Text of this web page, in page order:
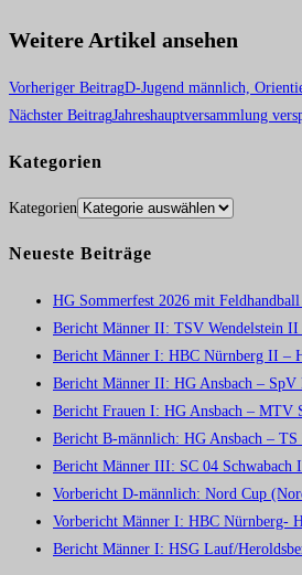
Weitere Artikel ansehen
Vorheriger BeitragD-Jugend männlich,
Nächster BeitragJahreshauptversammlung
Kategorien
Kategorien
Neueste Beiträge
HG Sommerfest 2026 mit Feldhandball
Bericht Männer II: TSV Wendelstein
Bericht Männer I: HBC Nürnberg II –
Bericht Männer II: HG Ansbach –
Bericht Frauen I: HG Ansbach – MTV
Bericht B-männlich: HG Ansbach – TS
Bericht Männer III: SC 04
Vorbericht D-männlich: Nord Cup
Vorbericht Männer I: HBC Nürnberg-
Bericht Männer I: HSG Lauf/